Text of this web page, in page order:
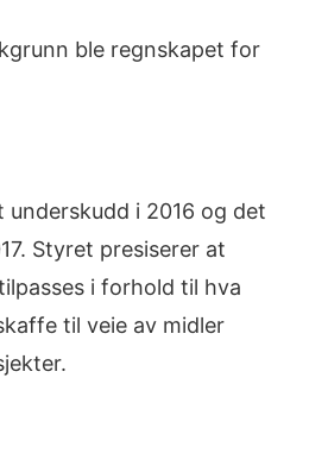
ble regnskapet for
underskudd i 2016 og det
Styret presiserer at
i forhold til hva
til veie av midler